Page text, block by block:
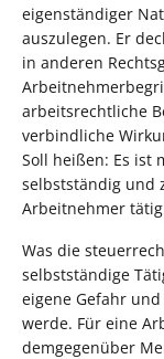
eigenständiger
auszulegen. Er
in anderen
arbeitsrechtliche
verbindliche
Soll heißen: Es ist
selbstständig und
Arbeitnehmer
Was die
selbstständige
eigene Gefahr
werde. Für eine
demgegenüber